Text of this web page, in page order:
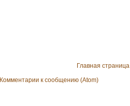
Главная страница
Комментарии к сообщению (Atom)